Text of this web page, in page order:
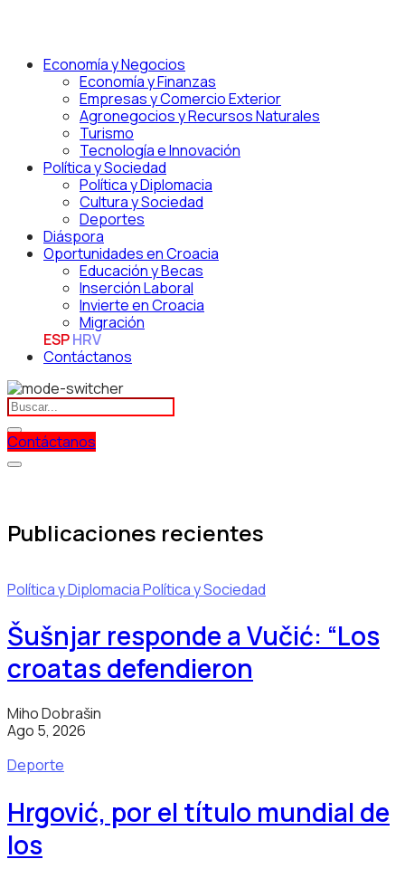
Economía y Negocios
Economía y Finanzas
Empresas y Comercio Exterior
Agronegocios y Recursos Naturales
Turismo
Tecnología e Innovación
Política y Sociedad
Política y Diplomacia
Cultura y Sociedad
Deportes
Diáspora
Oportunidades en Croacia
Educación y Becas
Inserción Laboral
Invierte en Croacia
Migración
ESPHRV
Contáctanos
Contáctanos
Publicaciones recientes
Política y DiplomaciaPolítica y Sociedad
Šušnjar responde a Vučić: “Los
croatas defendieron
Miho Dobrašin
Ago 5, 2026
Deporte
Hrgović, por el título mundial de
los